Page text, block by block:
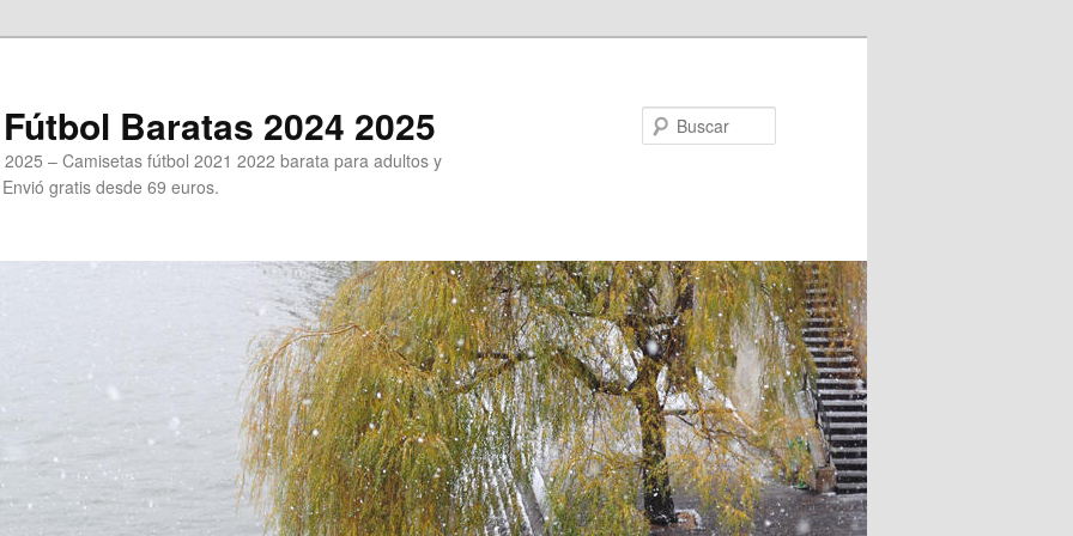
Baratas 2024 2025
– Camisetas fútbol 2021 2022 barata para adultos y
gratis desde 69 euros.